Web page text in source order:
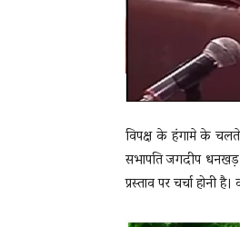
विपक्ष के हंगामे के
सभापति जगदीप
प्रस्ताव पर चर्चा